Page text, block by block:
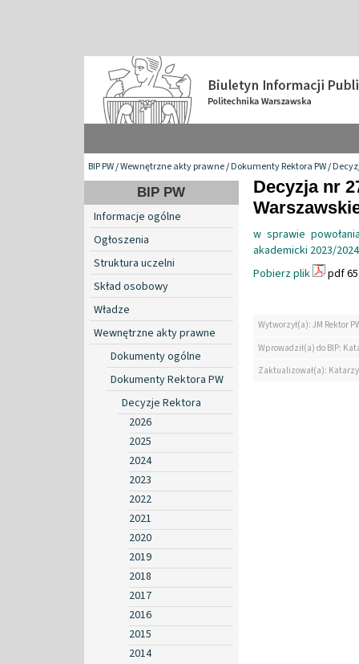
BIP PW/Wewnętrzne akty prawne/Dokumenty Rektora PW/
BIP PW
Informacje ogólne
Ogłoszenia
Struktura uczelni
Skład osobowy
Władze
Wewnętrzne akty prawne
Dokumenty ogólne
Dokumenty Rektora PW
Decyzje Rektora
2026
2025
2024
2023
2022
2021
2020
2019
2018
2017
2016
2015
2014
Decyzja nr
w sprawie
akademicki 2023/2024
Pobierz plik
pdf
Wytworzył(a): JM Rektor
Wprowadził(a) do BIP:
Zaktualizował(a):